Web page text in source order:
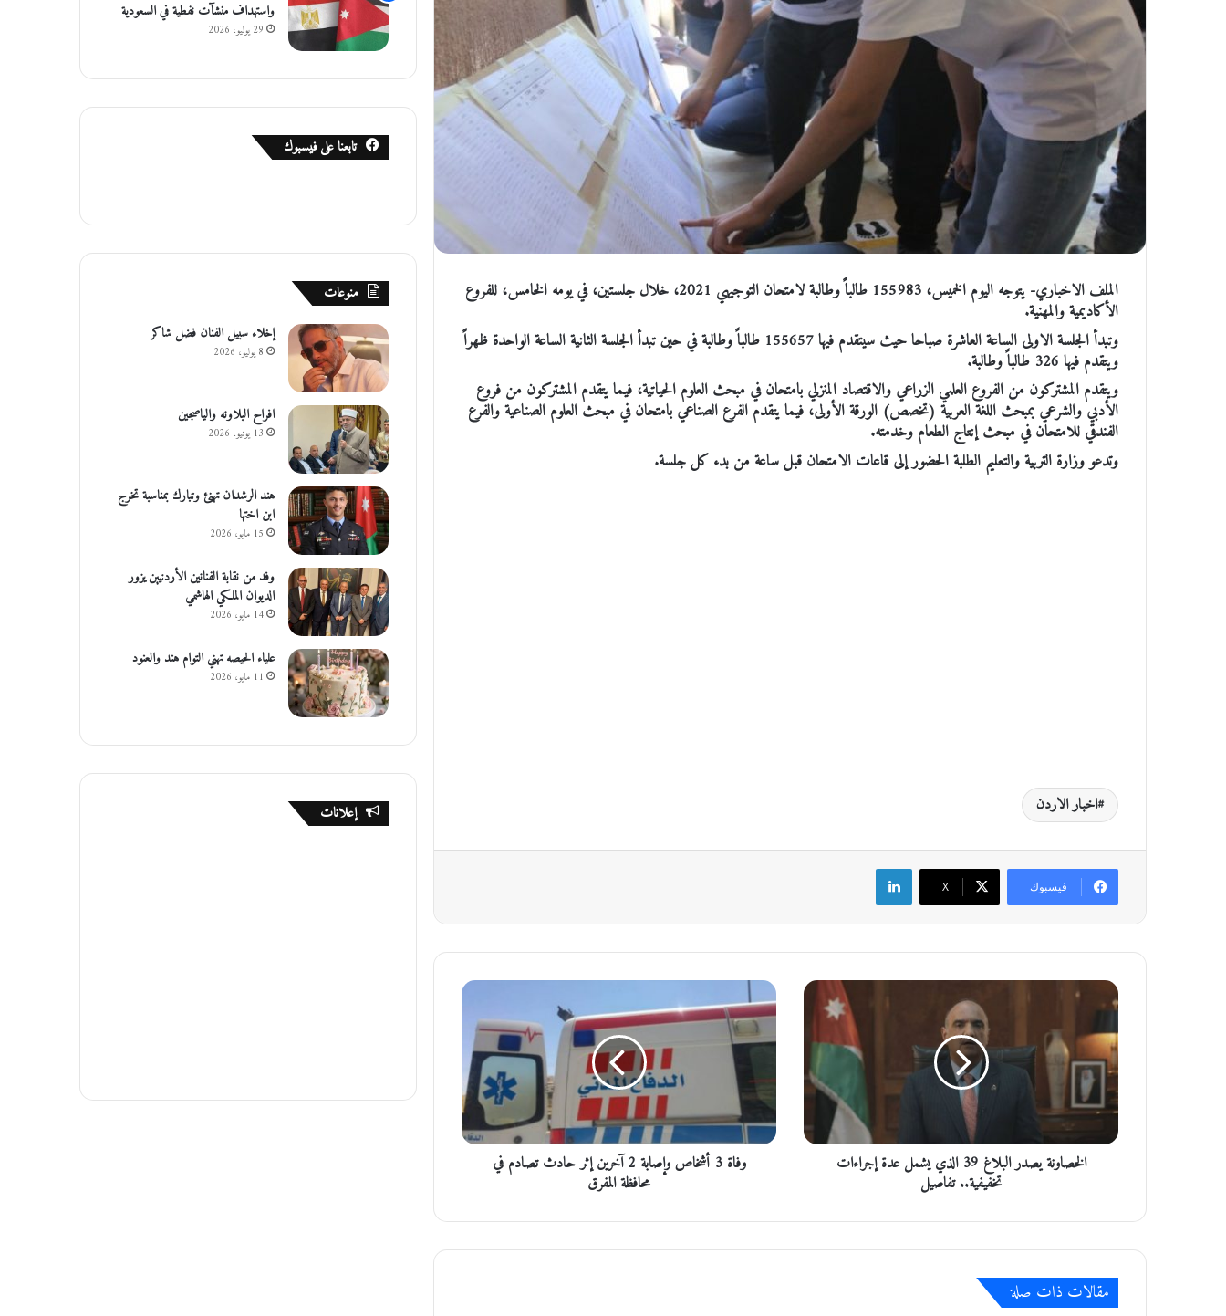
الملف الاخباري- يتوجه اليوم الخميس، 155983 طالباً وطالبة لامتحان التوجيهي 2021، خلال جلستين، في يومه الخامس، للفروع
الأكاديمية والمهنية.
وتبدأ الجلسة الاولى الساعة العاشرة صباحا حيث سيتقدم فيها 155657 طالباً وطالبة في حين تبدأ الجلسة الثانية الساعة الواحدة ظهراً
ويتقدم فيها 326 طالباً وطالبة.
ويتقدم المشتركون من الفروع العلمي الزراعي والاقتصاد المنزلي بامتحان في مبحث العلوم الحياتية، فيما يتقدم المشتركون من فروع
الأدبي والشرعي بمبحث اللغة العربية (تخصص) الورقة الأولى، فيما يتقدم الفرع الصناعي بامتحان في مبحث العلوم الصناعية والفرع
الفندقي للامتحان في مبحث إنتاج الطعام وخدمته.
وتدعو وزارة التربية والتعليم الطلبة الحضور إلى قاعات الامتحان قبل ساعة من بدء كل جلسة.
اخبار الاردن
فيسبوك ‫X
ا
ل
خ
ص
ا
ن
ي
ا
ب
ل
الخصاونة يصدر البلاغ 39 الذي يشمل عدة إجراءات
تخفيفية.. تفاصيل
و
ف
ة
أ
ش
خ
ا
ص
ب
وفاة 3 أشخاص وإصابة 2 آخرين إثر حادث تصادم في
محافظة المفرق
مقالات ذات صلة
واستهداف منشآت نفطية في السعودية
29 يوليو، 2026
تابعنا على فيسبوك
منوعات
إخلاء سبيل الفنان فضل شاكر
8 يوليو، 2026
افراح البلاونه والياصجين
13 يونيو، 2026
هند الرشدان تهنئ وتبارك بمناسبة تخرج
ابن اختها
15 مايو، 2026
وفد من نقابة الفنانين الأردنيين يزور
الديوان الملكي الهاشمي
14 مايو، 2026
علياء الحيصه تهني التوام هند والعنود
11 مايو، 2026
إعلانات